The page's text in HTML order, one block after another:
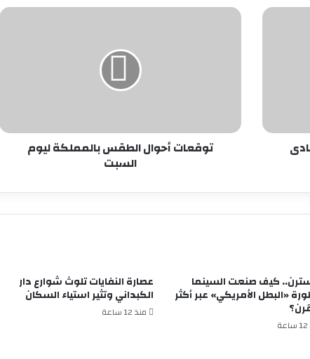
توقعات
توقعات أحوال الطقس بالمملكة ليوم
السبت
كيف صنعت السينما
«البطل الأمريكي» عبر أكثر
عصارة النفايات تلوث شوارع دار
الكبداني وتثير استياء السكان
منذ 12 ساعة